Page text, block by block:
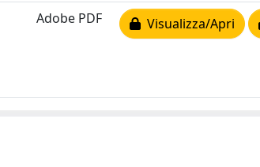
Adobe PDF Visualizza/Apri